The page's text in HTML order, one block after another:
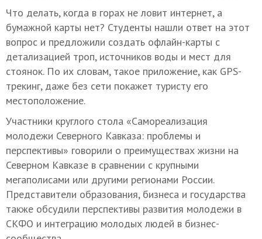
Что делать, когда в горах не ловит интернет, а
бумажной карты нет? Студенты нашли ответ на этот
вопрос и предложили создать офлайн-карты с
детализацией троп, источников воды и мест для
стоянок. По их словам, такое приложение, как GPS-
трекинг, даже без сети покажет туристу его
местоположение.
Участники круглого стола «Самореализация
молодежи Северного Кавказа: проблемы и
перспективы» говорили о преимуществах жизни на
Северном Кавказе в сравнении с крупными
мегаполисами или другими регионами России.
Представители образования, бизнеса и государства
также обсудили перспективы развития молодежи в
СКФО и интеграцию молодых людей в бизнес-